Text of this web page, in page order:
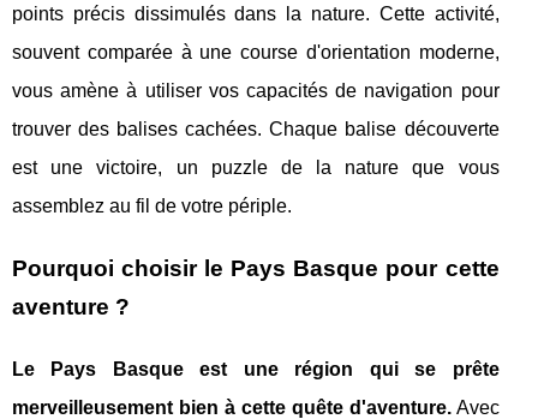
points précis dissimulés dans la nature. Cette activité,
souvent comparée à une course d'orientation moderne,
vous amène à utiliser vos capacités de navigation pour
trouver des balises cachées. Chaque balise découverte
est une victoire, un puzzle de la nature que vous
assemblez au fil de votre périple.
Pourquoi choisir le Pays Basque pour cette
aventure ?
Le Pays Basque est une région qui se prête
merveilleusement bien à cette quête d'aventure.Avec